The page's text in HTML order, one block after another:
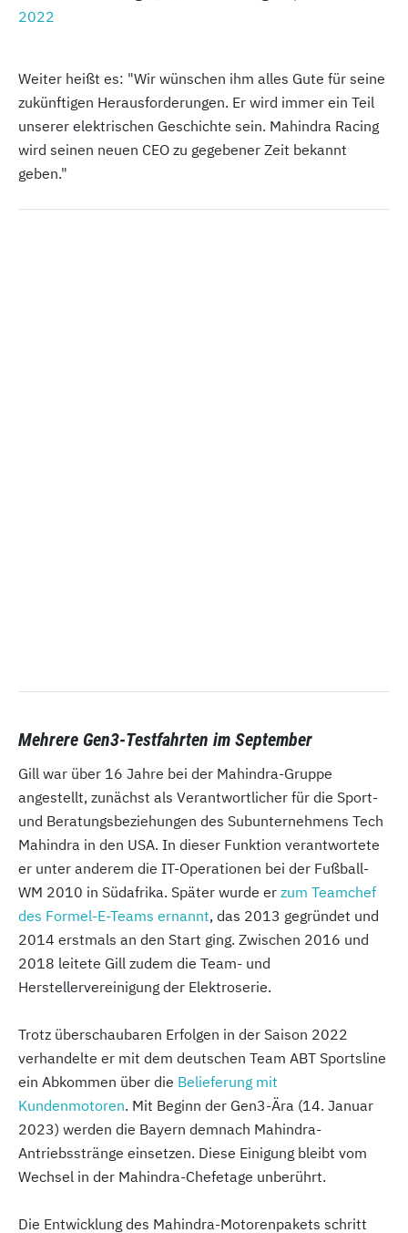
2022
Weiter heißt es: "Wir wünschen ihm alles Gute für seine
zukünftigen Herausforderungen. Er wird immer ein Teil
unserer elektrischen Geschichte sein. Mahindra Racing
wird seinen neuen CEO zu gegebener Zeit bekannt
geben."
Mehrere Gen3-Testfahrten im September
Gill war über 16 Jahre bei der Mahindra-Gruppe
angestellt, zunächst als Verantwortlicher für die Sport-
und Beratungsbeziehungen des Subunternehmens Tech
Mahindra in den USA. In dieser Funktion verantwortete
er unter anderem die IT-Operationen bei der Fußball-
WM 2010 in Südafrika. Später wurde er zum Teamchef
des Formel-E-Teams ernannt, das 2013 gegründet und
2014 erstmals an den Start ging. Zwischen 2016 und
2018 leitete Gill zudem die Team- und
Herstellervereinigung der Elektroserie.
Trotz überschaubaren Erfolgen in der Saison 2022
verhandelte er mit dem deutschen Team ABT Sportsline
ein Abkommen über die Belieferung mit
Kundenmotoren. Mit Beginn der Gen3-Ära (14. Januar
2023) werden die Bayern demnach Mahindra-
Antriebsstränge einsetzen. Diese Einigung bleibt vom
Wechsel in der Mahindra-Chefetage unberührt.
Die Entwicklung des Mahindra-Motorenpakets schritt